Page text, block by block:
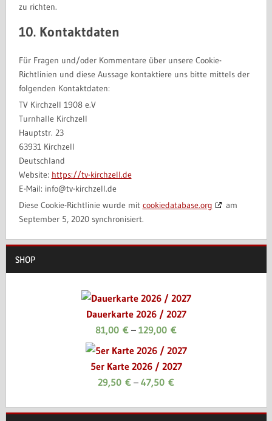
zu richten.
10. Kontaktdaten
Für Fragen und/oder Kommentare über unsere Cookie-
Richtlinien und diese Aussage kontaktiere uns bitte mittels der
folgenden Kontaktdaten:
TV Kirchzell 1908 e.V
Turnhalle Kirchzell
Hauptstr. 23
63931 Kirchzell
Deutschland
Website: https://tv-kirchzell.de
E-Mail: info@tv-kirchzell.de
Diese Cookie-Richtlinie wurde mit cookiedatabase.org
am
September 5, 2020 synchronisiert.
SHOP
Dauerkarte 2026 / 2027
81,00 € – 129,00 €
5er Karte 2026 / 2027
29,50 € – 47,50 €